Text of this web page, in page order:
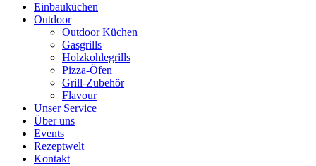
Einbauküchen
Outdoor
Outdoor Küchen
Gasgrills
Holzkohlegrills
Pizza-Öfen
Grill-Zubehör
Flavour
Unser Service
Über uns
Events
Rezeptwelt
Kontakt